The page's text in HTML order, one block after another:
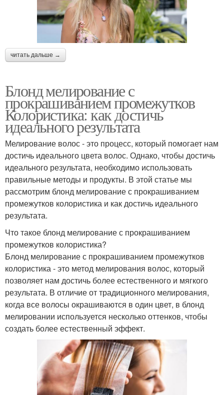
читать дальше →
Блонд мелирование с
прокрашиванием промежутков
Колористика: как достичь
идеального результата
Мелирование волос - это процесс, который помогает нам
достичь идеального цвета волос. Однако, чтобы достичь
идеального результата, необходимо использовать
правильные методы и продукты. В этой статье мы
рассмотрим блонд мелирование с прокрашиванием
промежутков колористика и как достичь идеального
результата.
Что такое блонд мелирование с прокрашиванием
промежутков колористика?
Блонд мелирование с прокрашиванием промежутков
колористика - это метод мелирования волос, который
позволяет нам достичь более естественного и мягкого
результата. В отличие от традиционного мелирования,
когда все волосы окрашиваются в один цвет, в блонд
мелировании используется несколько оттенков, чтобы
создать более естественный эффект.